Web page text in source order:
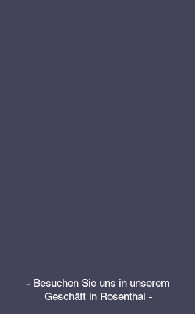
- Besuchen Sie uns in unserem
Geschäft in Rosenthal -